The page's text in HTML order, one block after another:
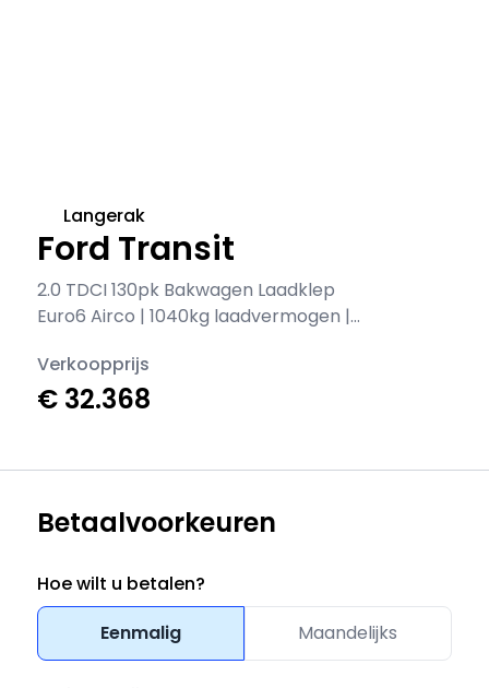
Ford Transit
2.0 TDCI 130pk Bakwagen Laadklep
Euro6 Airco | 1040kg laadvermogen |
Langerak
Verkoopprijs
€ 32.368
Betaalvoorkeuren
Hoe wilt u betalen?
Eenmalig
Maandelijks